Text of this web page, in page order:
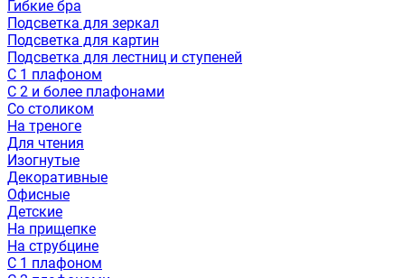
Гибкие бра
Подсветка для зеркал
Подсветка для картин
Подсветка для лестниц и ступеней
С 1 плафоном
С 2 и более плафонами
Со столиком
На треноге
Для чтения
Изогнутые
Декоративные
Офисные
Детские
На прищепке
На струбцине
С 1 плафоном